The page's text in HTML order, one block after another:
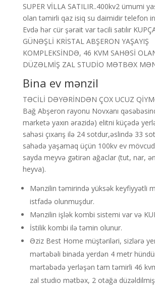
SUPER VİLLA SATILIR..400kv2 ümumi
olan təmirli qaz isiq su daimidir telefon
Evdə hər cür şərait var təcili satılır
GÜNƏŞLİ KRİSTAL ABŞERON YAŞAYIŞ
KOMPLEKSİNDƏ, 46 KVM SAHƏSİ
DÜZƏLMİŞ ZAL STUDİO MƏTBƏX
Bina ev mənzil
TƏCİLİ DƏYƏRİNDƏN ÇOX UCUZ
Bağ Abşeron rayonu Novxanı
marketə yaxın ərazidə) elitni küçədə
sahəsi çıxarış ilə 24 sotdur,əslində 33
sahədə yaşamaq üçün 100kv ev
sayda meyvə gətirən ağaclar (tut, nar,
heyva).
Mənzilin təmirində yüksək keyfiyyətli
istfadə olunmuşdur.
Mənzilin işlək kombi sistemi var və
İstilik kombi ilə təmin olunur.
Əziz Best Home müştəriləri, sizlərə
mərtəbəli binada yerdən 4 metr
mərtəbədə yerləşən tam təmirli 46
zal studio mətbəx, 2 otağa